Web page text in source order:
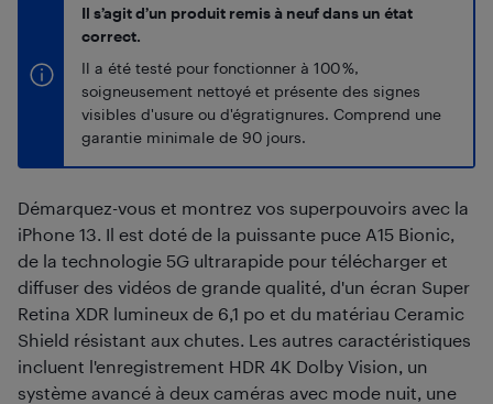
Il s’agit d’un produit remis à neuf dans un état
correct.
Il a été testé pour fonctionner à 100 %,
soigneusement nettoyé et présente des signes
visibles d'usure ou d'égratignures. Comprend une
garantie minimale de 90 jours.
Démarquez-vous et montrez vos superpouvoirs avec la
iPhone 13. Il est doté de la puissante puce A15 Bionic,
de la technologie 5G ultrarapide pour télécharger et
diffuser des vidéos de grande qualité, d'un écran Super
Retina XDR lumineux de 6,1 po et du matériau Ceramic
Shield résistant aux chutes. Les autres caractéristiques
incluent l'enregistrement HDR 4K Dolby Vision, un
système avancé à deux caméras avec mode nuit, une